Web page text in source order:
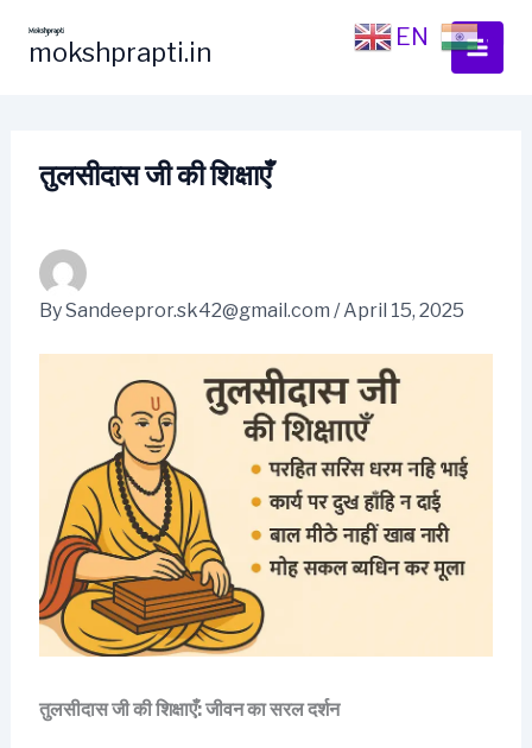
mokshprapti.in
तुलसीदास जी की शिक्षाएँ
BySandeepror.sk42@gmail.com /April 15, 2025
तुलसीदासजीकीशिक्षाएँ:जीवनकासरलदर्शन
EN HI